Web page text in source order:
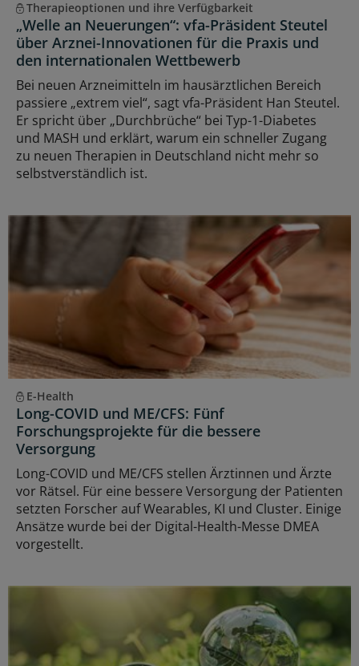
Therapieoptionen und ihre Verfügbarkeit
„Welle an Neuerungen“: vfa-Präsident Steutel
über Arznei-Innovationen für die Praxis und
den internationalen Wettbewerb
Bei neuen Arzneimitteln im hausärztlichen Bereich
passiere „extrem viel“, sagt vfa-Präsident Han Steutel.
Er spricht über „Durchbrüche“ bei Typ-1-Diabetes
und MASH und erklärt, warum ein schneller Zugang
zu neuen Therapien in Deutschland nicht mehr so
selbstverständlich ist.
E-Health
Long-COVID und ME/CFS: Fünf
Forschungsprojekte für die bessere
Versorgung
Long-COVID und ME/CFS stellen Ärztinnen und Ärzte
vor Rätsel. Für eine bessere Versorgung der Patienten
setzten Forscher auf Wearables, KI und Cluster. Einige
Ansätze wurde bei der Digital-Health-Messe DMEA
vorgestellt.